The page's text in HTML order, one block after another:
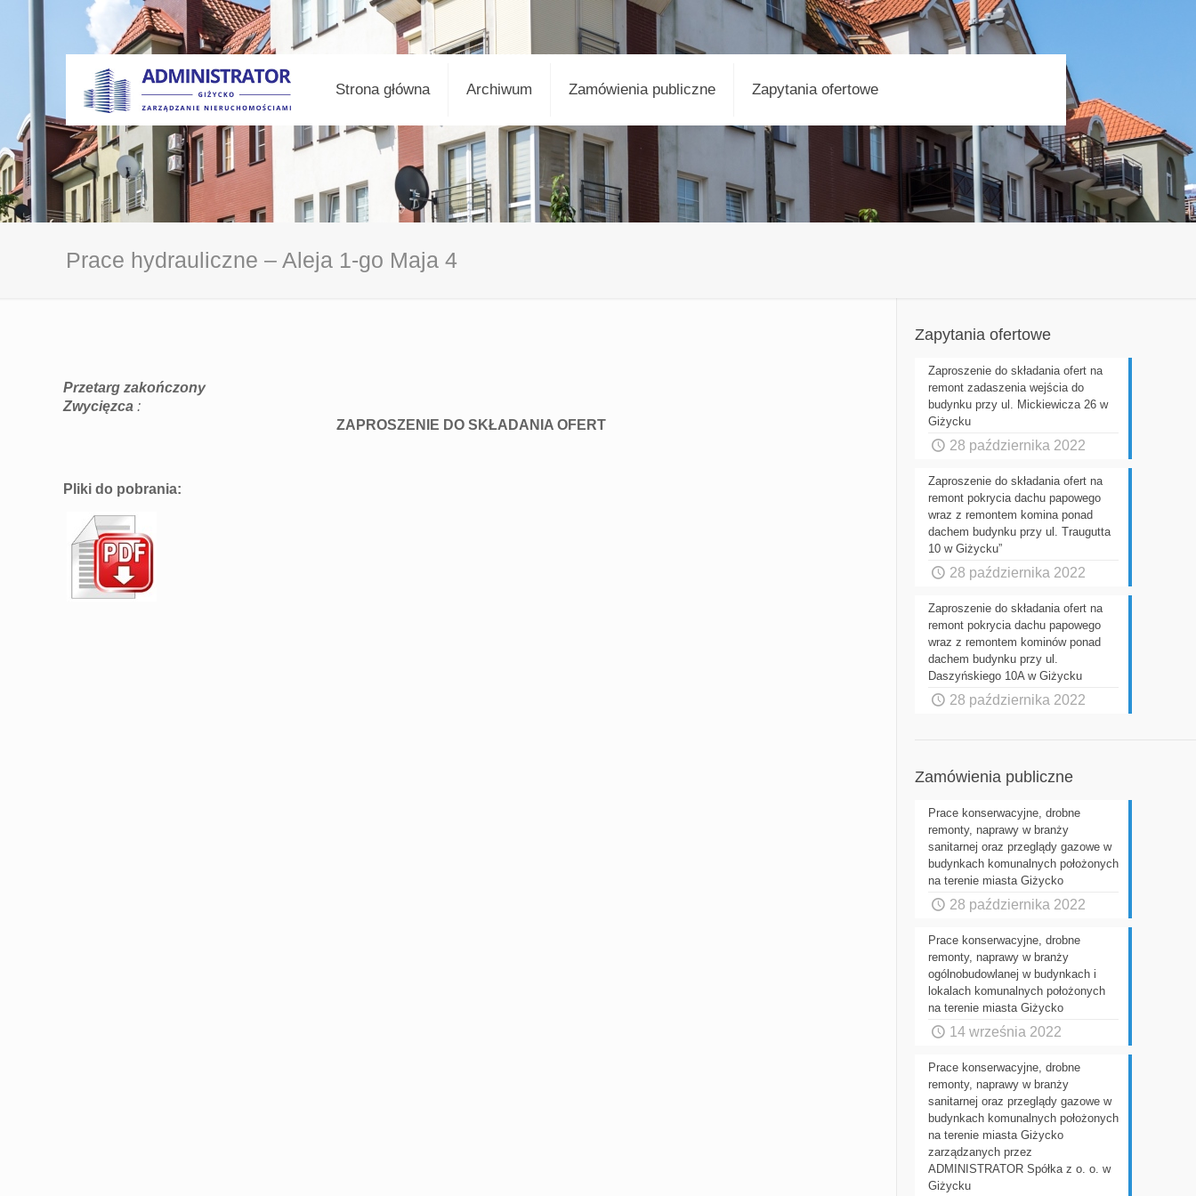
Strona główna Archiwum Zamówienia publiczne Zapytania ofertowe
Prace hydrauliczne – Aleja 1-go Maja 4
Przetarg zakończony
Zwycięzca :
ZAPROSZENIE DO SKŁADANIA OFERT
Pliki do pobrania:
Zapytania ofertowe
Zaproszenie do składania ofert na
remont zadaszenia wejścia do
budynku przy ul. Mickiewicza 26 w
Giżycku
28 października 2022
Zaproszenie do składania ofert na
remont pokrycia dachu papowego
wraz z remontem komina ponad
dachem budynku przy ul. Traugutta
10 w Giżycku”
28 października 2022
Zaproszenie do składania ofert na
remont pokrycia dachu papowego
wraz z remontem kominów ponad
dachem budynku przy ul.
Daszyńskiego 10A w Giżycku
28 października 2022
Zamówienia publiczne
Prace konserwacyjne, drobne
remonty, naprawy w branży
sanitarnej oraz przeglądy gazowe w
budynkach komunalnych położonych
na terenie miasta Giżycko
28 października 2022
Prace konserwacyjne, drobne
remonty, naprawy w branży
ogólnobudowlanej w budynkach i
lokalach komunalnych położonych
na terenie miasta Giżycko
14 września 2022
Prace konserwacyjne, drobne
remonty, naprawy w branży
sanitarnej oraz przeglądy gazowe w
budynkach komunalnych położonych
na terenie miasta Giżycko
zarządzanych przez
ADMINISTRATOR Spółka z o. o. w
Giżycku